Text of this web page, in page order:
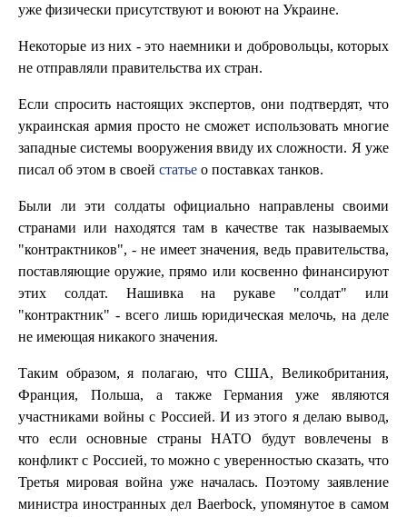
уже физически присутствуют и воюют на Украине.
Некоторые из них - это наемники и добровольцы, которых
не отправляли правительства их стран.
Если спросить настоящих экспертов, они подтвердят, что
украинская армия просто не сможет использовать многие
западные системы вооружения ввиду их сложности. Я уже
писал об этом в своей статье о поставках танков.
Были ли эти солдаты официально направлены своими
странами или находятся там в качестве так называемых
"контрактников", - не имеет значения, ведь правительства,
поставляющие оружие, прямо или косвенно финансируют
этих солдат. Нашивка на рукаве "солдат" или
"контрактник" - всего лишь юридическая мелочь, на деле
не имеющая никакого значения.
Таким образом, я полагаю, что США, Великобритания,
Франция, Польша, а также Германия уже являются
участниками войны с Россией. И из этого я делаю вывод,
что если основные страны НАТО будут вовлечены в
конфликт с Россией, то можно с уверенностью сказать, что
Третья мировая война уже началась. Поэтому заявление
министра иностранных дел Baerbock, упомянутое в самом